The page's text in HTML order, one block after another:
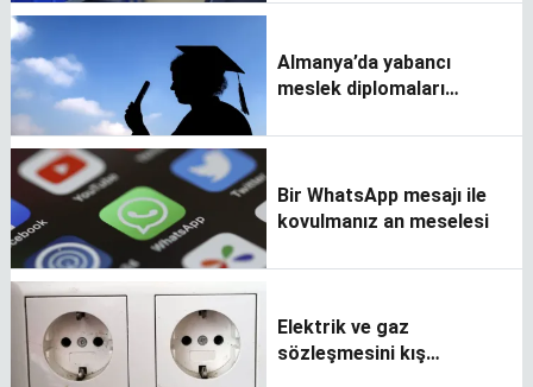
Almanya’da yabancı
meslek diplomaları
yapılır?
Bir WhatsApp mesajı ile
kovulmanız an meselesi
Elektrik ve gaz
sözleşmesini kış